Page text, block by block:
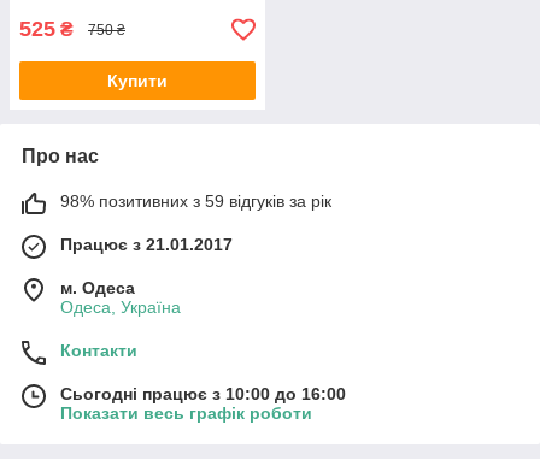
525 ₴ 750 ₴
Купити
Про нас
98% позитивних з 59 відгуків за рік
Працює з 21.01.2017
м. Одеса
Одеса, Україна
Контакти
Сьогодні працює з 10:00 до 16:00
Показати весь графік роботи